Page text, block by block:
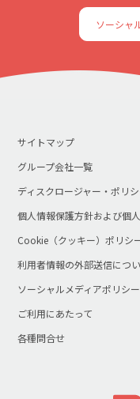
ソーシャ
サイトマップ
グループ会社一覧
ディスクロージャー・ポリ
個人情報保護方針および個
Cookie（クッキー）ポリシ
利用者情報の外部送信につ
ソーシャルメディアポリシー
ご利用にあたって
各種問合せ